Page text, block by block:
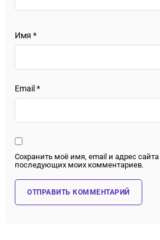
Имя *
Email *
Сохранить моё имя, email и адрес
последующих моих комментариев.